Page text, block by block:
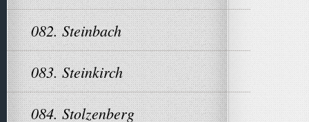
082. Steinbach
083. Steinkirch
084. Stolzenberg